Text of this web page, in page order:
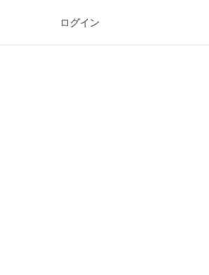
ログイン